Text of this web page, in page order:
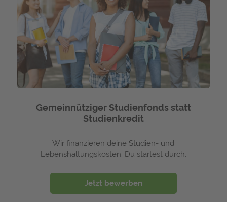
Gemeinnütziger Studienfonds statt
Studienkredit
Wir finanzieren deine Studien- und
Lebenshaltungskosten. Du startest durch.
Jetzt bewerben